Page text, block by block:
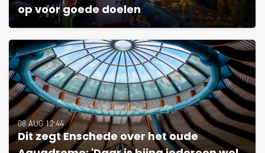
op voor goede doelen
08 AUG 12:44
Dit zegt Enschede over het oude